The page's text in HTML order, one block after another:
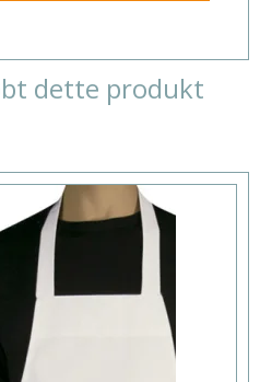
dette produkt